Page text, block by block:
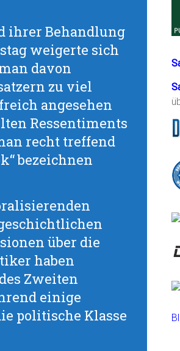
ihrer Behandlung
weigerte sich
davon
zu viel
angesehen
Ressentiments
recht treffend
bezeichnen
über die
haben
Zweiten
einige
politische Klasse